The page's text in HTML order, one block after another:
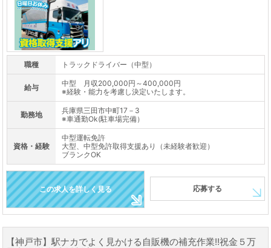
職種 トラックドライバー（中型）
給与
中型 月収200,000円～400,000円
※経験・能力を考慮し決定いたします。
勤務地
兵庫県三田市中町17－3
※車通勤Ok(駐車場完備）
資格・経験
中型運転免許
大型、中型免許取得支援あり（未経験者歓迎）
ブランクOK
この求人を詳しく見る 応募する
【神戸市】駅ナカでよく見かける自販機の補充作業!!祝金５万